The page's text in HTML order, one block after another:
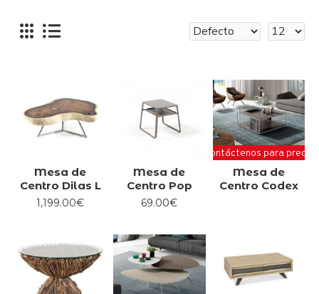
salón en furnishyourabode.com
Nuestras mesas de centro son bonitas y prácticas.
Mesa de
Centro Dilas L
1,199.00€
Mesa de
Centro Pop
69.00€
Contáctenos para precio
Mesa de
Centro Codex